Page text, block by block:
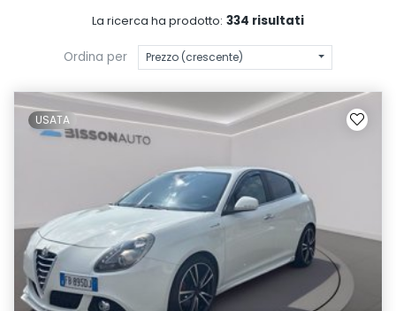
La ricerca ha prodotto: 334 risultati
Ordina per Prezzo (crescente)
USATA